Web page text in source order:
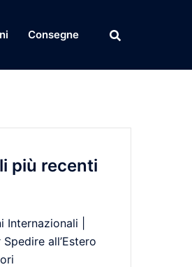
Consegne
più recenti
Internazionali |
all’Estero